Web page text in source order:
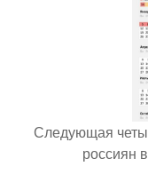
Следующая
россиян